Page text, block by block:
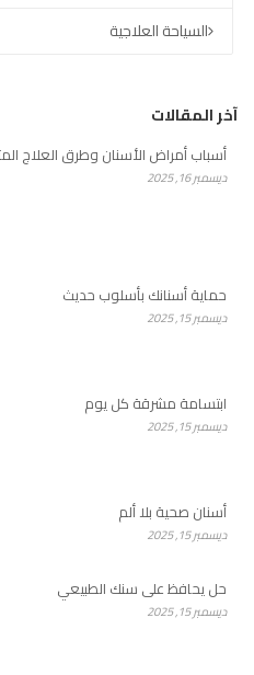
السياحة العلاجية
آخر المقالات
أسباب أمراض الأسنان وطرق العلاج
ديسمبر 16, 2025
حماية أسنانك بأسلوب حديث
ديسمبر 15, 2025
ابتسامة مشرقة كل يوم
ديسمبر 15, 2025
أسنان صحية بلا ألم
ديسمبر 15, 2025
حل يحافظ على سنك الطبيعي
ديسمبر 15, 2025